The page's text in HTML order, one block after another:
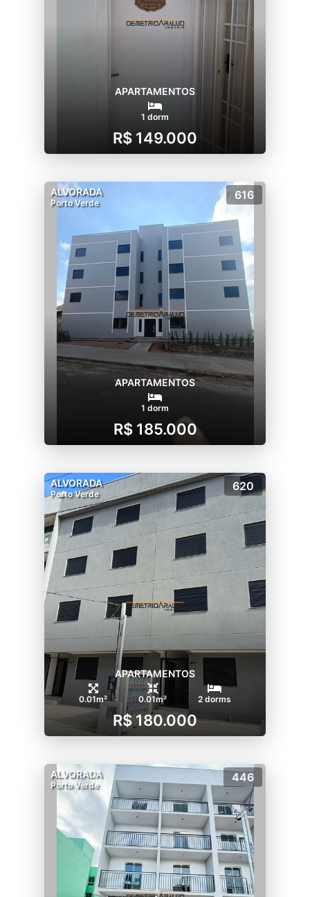
APARTAMENTOS
1 dorm
R$ 149.000
ALVORADA
Porto Verde
616
APARTAMENTOS
1 dorm
R$ 185.000
ALVORADA
Porto Verde
620
APARTAMENTOS
0.01m² 0.01m² 2 dorms
R$ 180.000
ALVORADA
Porto Verde
446